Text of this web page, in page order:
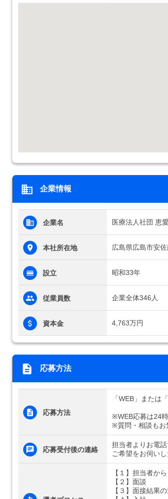
企業情報
企業名 医療法人社団 恵
本社所在地 広島県広島市安
設立 昭和33年
従業員数 企業全体346人
資本金 4,763万円
応募方法
応募方法
「WEB」または
※WEB応募は24
※質問・相談もお
応募受付後の連絡
担当者よりお電
ご希望をお伺い
【１】担当者か
【２】面談
【３】面接結果